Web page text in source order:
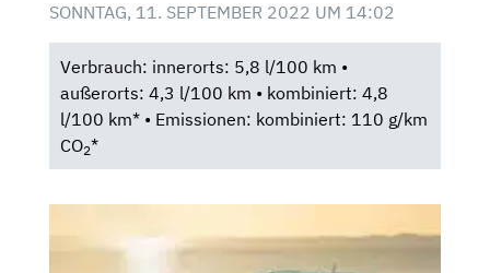
SONNTAG, 11. SEPTEMBER 2022 UM 14:02
Verbrauch: innerorts: 5,8 l/100 km •
außerorts: 4,3 l/100 km • kombiniert: 4,8
l/100 km* • Emissionen: kombiniert: 110 g/km
CO2*